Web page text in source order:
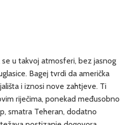
u takvoj atmosferi, bez jasnog
Bagej tvrdi da američka
i iznosi nove zahtjeve. Ti
riječima, ponekad međusobno
smatra Teheran, dodatno